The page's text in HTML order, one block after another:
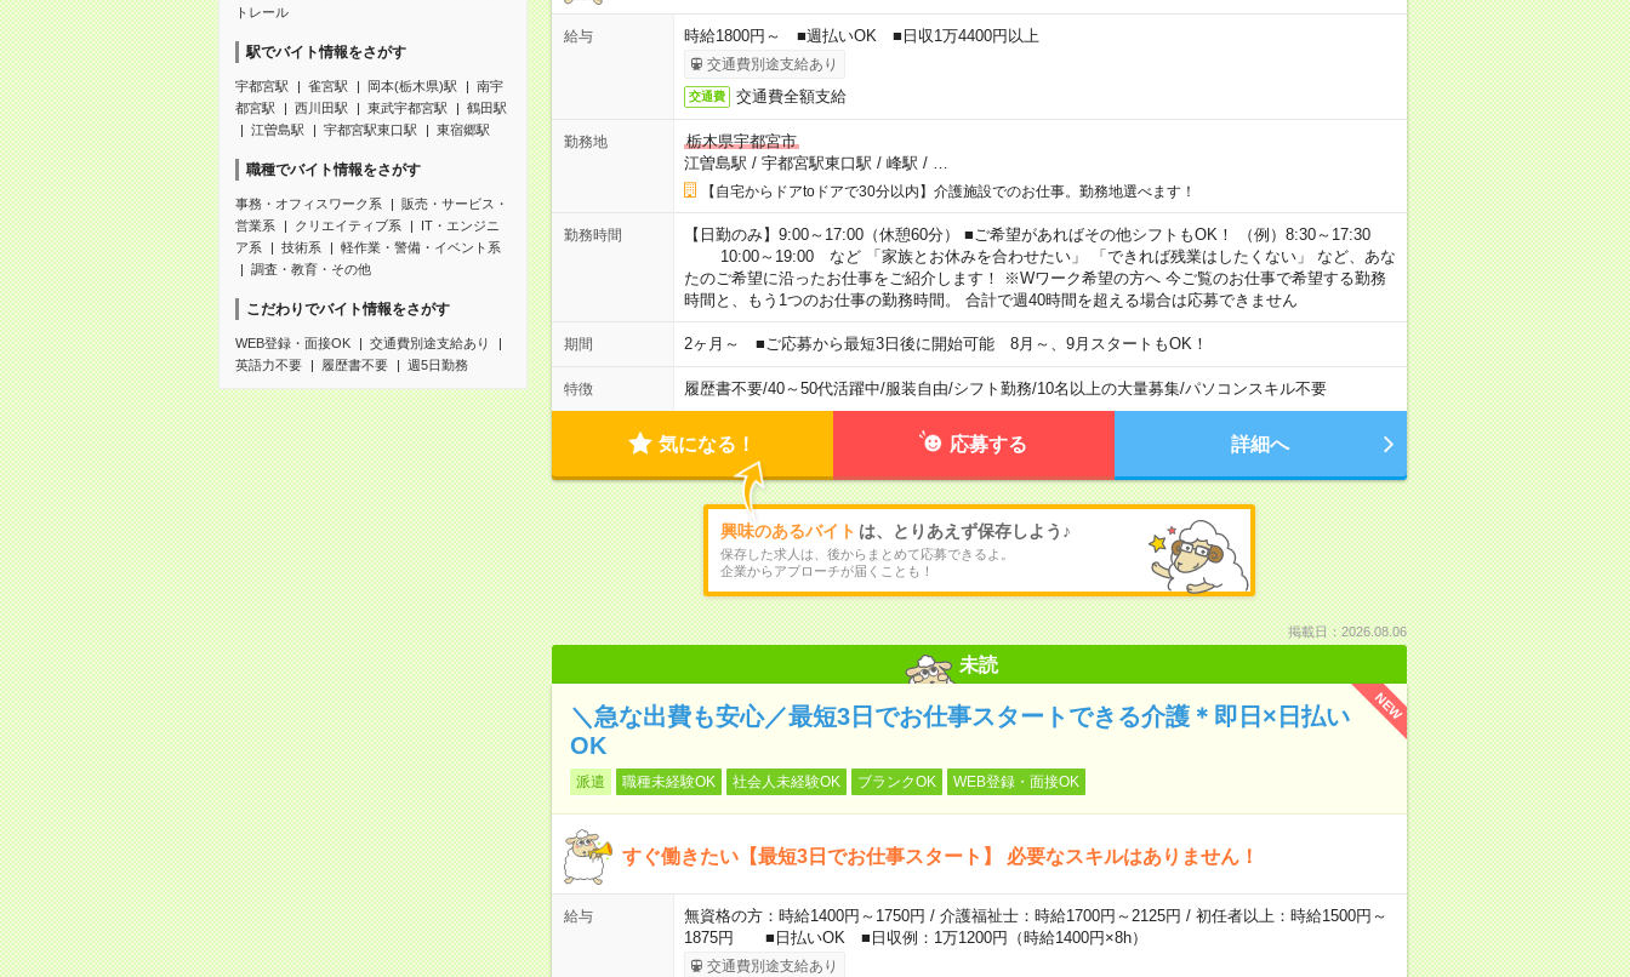
トレール
駅でバイト情報をさがす
宇都宮駅 雀宮駅 岡本(栃木県)駅
南宇
都宮駅
西川田駅 東武宇都宮駅
鶴田駅
江曽島駅
宇都宮駅東口駅 東宿郷駅
職種でバイト情報をさがす
事務・オフィスワーク系
販売・サービス・
営業系
クリエイティブ系
IT・エンジニ
ア系
技術系
軽作業・警備・イベント系
調査・教育・その他
こだわりでバイト情報をさがす
WEB登録・面接OK
交通費別途支給あり
英語力不要
履歴書不要 週5日勤務
給与 時給1800円～ ■週払いOK ■日収1万4400円以上
交通費別途支給あり
交通費 交通費全額支給
勤務地
栃木県宇都宮市
江曽島駅 / 宇都宮駅東口駅 / 峰駅 /
【自宅からドアtoドアで30分以内】介護施設でのお仕事。勤務地選べます！
勤務時間
【日勤のみ】9:00～17:00（休憩60分） ■ご希望があればその他シフトもOK！ （例）8:30～17:30
10:00～19:00 など 「家族とお休みを合わせたい」 「できれば残業はしたくない」 など、あな
たのご希望に沿ったお仕事をご紹介します！ ※Wワーク希望の方へ 今ご覧のお仕事で希望する勤務
時間と、もう1つのお仕事の勤務時間。 合計で週40時間を超える場合は応募できません
期間 2ヶ月～ ■ご応募から最短3日後に開始可能 8月～、9月スタートもOK！
特徴 履歴書不要/40～50代活躍中/服装自由/シフト勤務/10名以上の大量募集/パソコンスキル不要
気になる！ 応募する 詳細へ
興味のあるバイト は、とりあえず保存しよう♪
保存した求人は、後からまとめて応募できるよ。
企業からアプローチが届くことも！
掲載日：2026.08.06
未読
NEW
＼急な出費も安心／最短3日でお仕事スタートできる介護＊即日×日払い
OK
派遣 職種未経験OK 社会人未経験OK ブランクOK WEB登録・面接OK
すぐ働きたい【最短3日でお仕事スタート】 必要なスキルはありません！
給与
無資格の方：時給1400円～1750円 / 介護福祉士：時給1700円～2125円 / 初任者以上：時給1500円～
1875円 ■日払いOK ■日収例：1万1200円（時給1400円×8h）
交通費別途支給あり